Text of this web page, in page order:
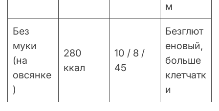
м
Без
муки
(на
овсянке
)
280
ккал
10 / 8 /
45
Безглют
еновый,
больше
клетчатк
и